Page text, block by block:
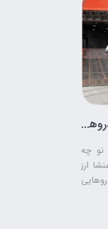
هر آنچه درباره واردات خودروهای سواری کارکرده باید بدانید :
نو چه
ارز